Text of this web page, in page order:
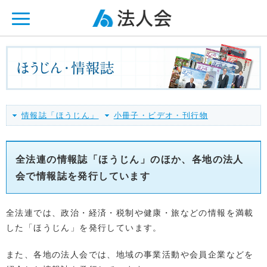
情報誌「ほうじん」 小冊子・ビデオ・刊行物
全法連の情報誌「ほうじん」のほか、各地の法人
会で情報誌を発行しています
全法連では、政治・経済・税制や健康・旅などの情報を満載
した「ほうじん」を発行しています。
また、各地の法人会では、地域の事業活動や会員企業などを